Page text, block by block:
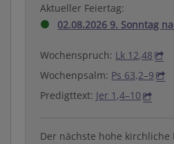
Aktueller Feiertag:
02.08.2026 9. Sonntag
Wochenspruch: Lk 12,48
Wochenpsalm: Ps 63,2–9
Predigttext: Jer 1,4–10
Der nächste hohe kirchliche